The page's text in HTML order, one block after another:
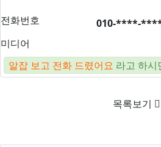
전화번호 010-****-
미디어
알잡 보고 전화 드렸어요 라고 하시
목록보기